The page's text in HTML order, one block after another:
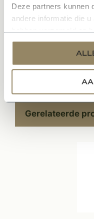
Deze partners kunnen
andere informatie die
services.
deze stevig
Specificaties
Documenten
Gerelateerde